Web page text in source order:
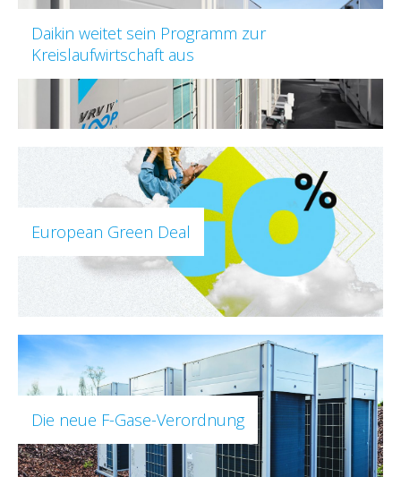
Daikin weitet sein Programm zur
Kreislaufwirtschaft aus
European Green Deal
Die neue F-Gase-Verordnung